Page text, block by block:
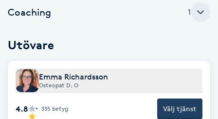
BIAB
Blowout
Bottenfärg
Coaching 1
Utövare
Emma Richardsson
Osteopat D. O
4.8 335 betyg Välj tjänst